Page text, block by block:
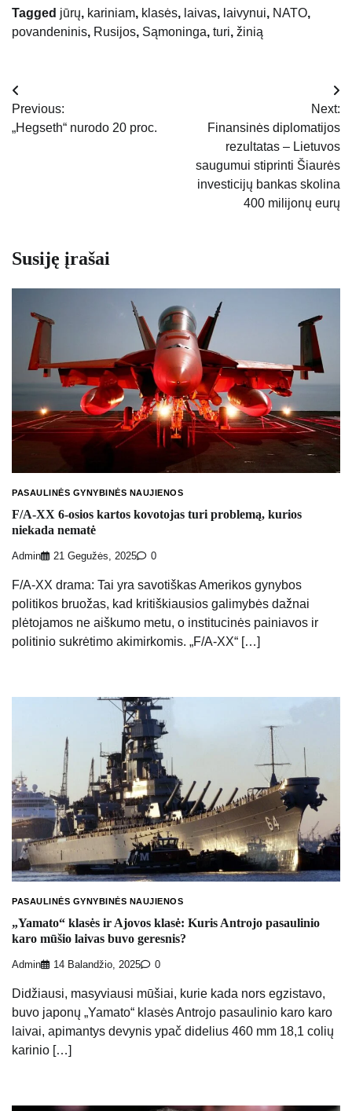
Tagged jūrų, kariniam, klasės, laivas, laivynui, NATO,
povandeninis, Rusijos, Sąmoninga, turi, žinią
Navigacija
tarp
Previous:
„Hegseth“ nurodo 20 proc.
Next:
Finansinės diplomatijos
rezultatas – Lietuvos
saugumui stiprinti Šiaurės
investicijų bankas skolina
400 milijonų eurų
Susiję įrašai
PASAULINĖS GYNYBINĖS NAUJIENOS
F/A-XX 6-osios kartos kovotojas turi problemą, kurios
niekada nematė
Admin 21 Gegužės, 2025 0
F/A-XX drama: Tai yra savotiškas Amerikos gynybos
politikos bruožas, kad kritiškiausios galimybės dažnai
plėtojamos ne aiškumo metu, o institucinės painiavos ir
politinio sukrėtimo akimirkomis. „F/A-XX“ […]
PASAULINĖS GYNYBINĖS NAUJIENOS
„Yamato“ klasės ir Ajovos klasė: Kuris Antrojo pasaulinio
karo mūšio laivas buvo geresnis?
Admin 14 Balandžio, 2025 0
Didžiausi, masyviausi mūšiai, kurie kada nors egzistavo,
buvo japonų „Yamato“ klasės Antrojo pasaulinio karo karo
laivai, apimantys devynis ypač didelius 460 mm 18,1 colių
karinio […]